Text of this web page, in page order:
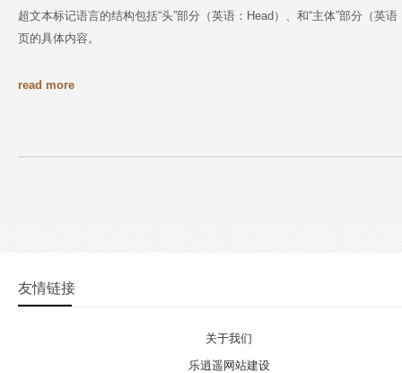
超文本标记语言的结构包括“头”部分（英语：Head）、和“主体”部分（英
页的具体内容。
read more
友情链接
关于我们
乐逍遥网站建设